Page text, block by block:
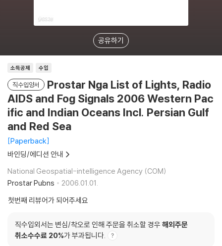
공유하기
소득공제 수입
직수입양서
Prostar Nga List of Lights, Radio
AIDS and Fog Signals 2006 Western Pac
ific and Indian Oceans Incl. Persian Gulf
and Red Sea
Paperback
바인딩/에디션 안내
National Geospatial-intelligence Agency (COM)
Prostar Pubns
2006.01.01.
첫번째 리뷰어가 되어주세요
직수입외서는 변심/착오로 인해 주문을 취소할 경우 해외주문
취소수수료 20%가 부과됩니다.